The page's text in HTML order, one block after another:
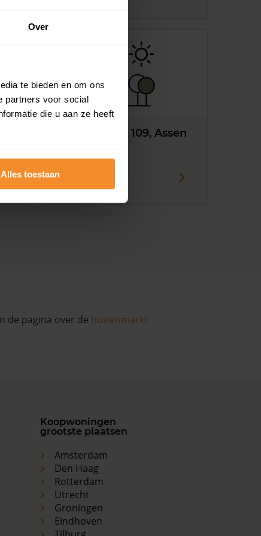
Over
te bieden en om ons
partners voor social
die u aan ze heeft
Alles toestaan
Nijlandstraat 109, Assen
Op aanvraag
de pagina over de huizenmarkt
Koopwoningen
grootste plaatsen
Amsterdam
Den Haag
Rotterdam
Utrecht
Groningen
Eindhoven